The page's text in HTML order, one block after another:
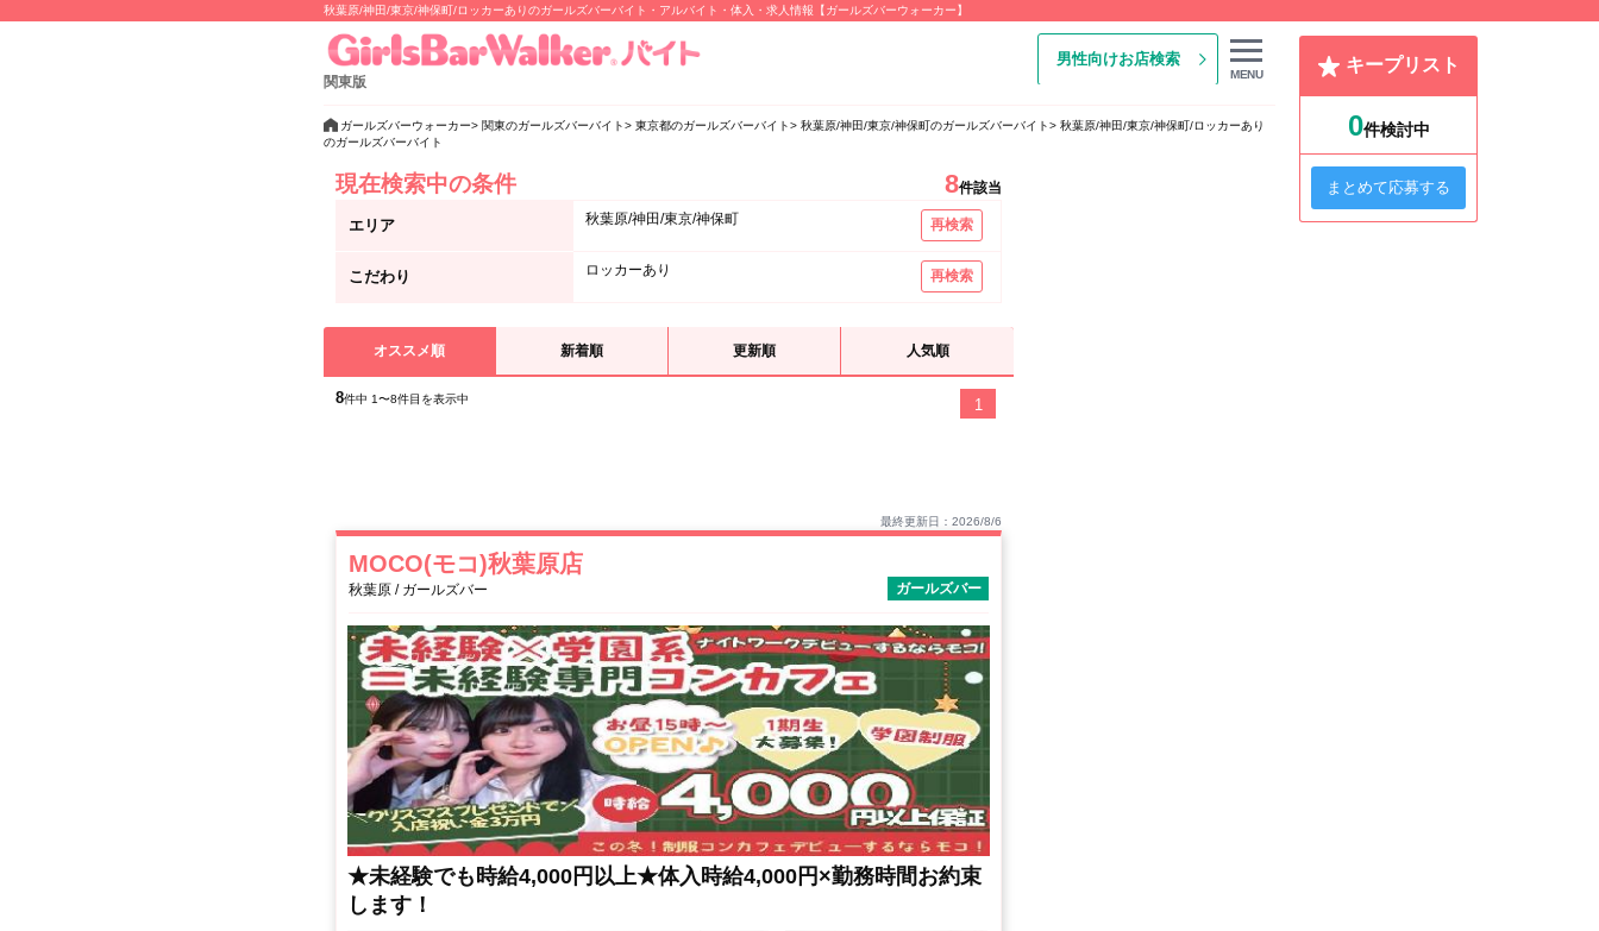
秋葉原/神田/東京/神保町/ロッカーありのガールズバーバイト・アルバイト・体入・求人情報【ガールズバーウォーカー】
関東版
男性向けお店検索
MENU
ガールズバーウォーカー 関東のガールズバーバイト 東京都のガールズバーバイト 秋葉原/神田/東京/神保町のガールズバーバイト
秋葉原/神田/東京/神保町/ロッカーあり
のガールズバーバイト
現在検索中の条件 8件該当
エリア 秋葉原/神田/東京/神保町 再検索
こだわり ロッカーあり 再検索
オススメ順 新着順 更新順 人気順
8件中 1〜8件目を表示中 1
最終更新日：2026/8/6
MOCO(モコ)秋葉原店
秋葉原 / ガールズバー ガールズバー
★未経験でも時給4,000円以上★体入時給4,000円×勤務時間お約束
します！
キープリスト
0件検討中
まとめて応募する